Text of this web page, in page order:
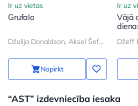
Ir uz vietas
Grufalo
Džulija Donaldson, Aksel Šeffler
Nopirkt
Ir uz
Vājā
Džeff
“AST” izdevniecība iesaka